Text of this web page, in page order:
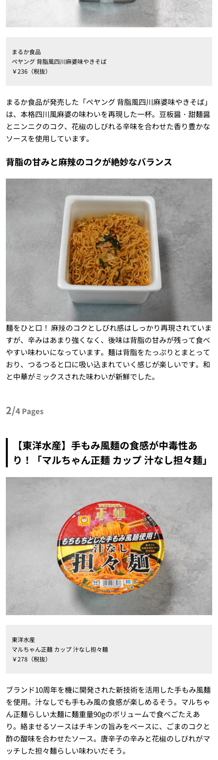
まるか食品
ペヤング 背脂風四川麻婆味やきそば
￥236（税抜）
まるか食品が発売した「ペヤング 背脂風四川麻婆味やきそば」
は、本格四川風麻婆の味わいを再現した一杯。豆板醤・甜麺醤
とニンニクのコク、花椒のしびれる辛味を合わせた香り豊かな
ソースを使用しています。
背脂の甘みと麻辣のコクが絶妙なバランス
麺をひと口！ 麻辣のコクとしびれ感はしっかり再現されていま
すが、辛みはあまり強くなく、後味は背脂の甘みが残って食べ
やすい味わいになっています。麺は背脂をたっぷりとまとって
おり、つるつると口に吸い込まれていく感じが楽しいです。和
と中華がミックスされた味わいが新鮮でした。
2/4 Pages
【東洋水産】手もみ風麺の食感が中毒性あ
り！「マルちゃん正麺 カップ 汁なし担々麺」
東洋水産
マルちゃん正麺 カップ 汁なし担々麺
￥278（税抜）
ブランド10周年を機に開発された新技術を活用した手もみ風麺
を使用。汁なしでも手もみ風の食感が楽しめるそう。マルちゃ
ん正麺らしい太麺に麺重量90gのボリュームで食べごたえあ
り。絡ませるソースはチキンの旨みをベースに、ごまのコクと
酢の酸味を合わせたソース。唐辛子の辛みと花椒のしびれがマ
ッチした担々麺らしい味わいだそう。